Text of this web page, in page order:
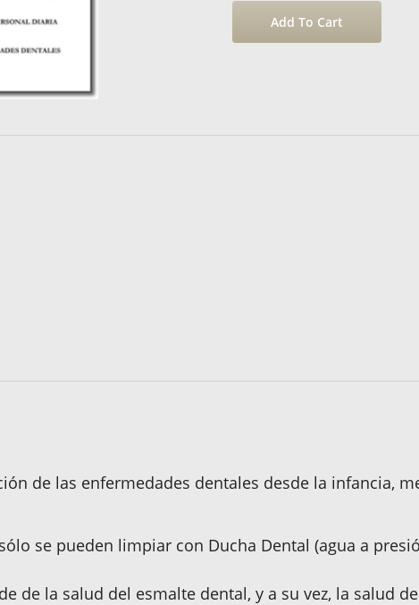
de las enfermedades dentales desde la infancia,
se pueden limpiar con Ducha Dental (agua a
de la salud del esmalte dental, y a su vez, la salud